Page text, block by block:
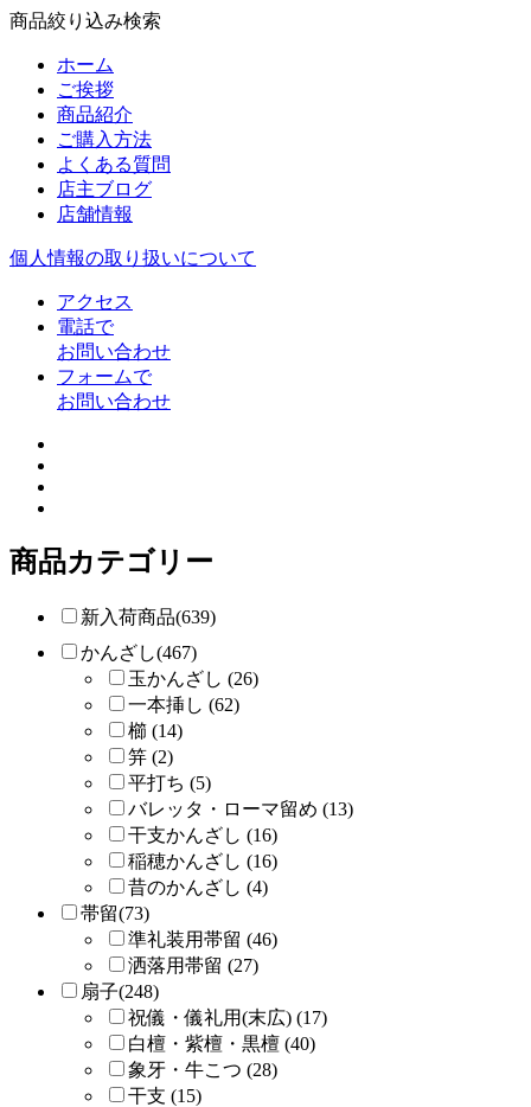
商品絞り込み検索
ホーム
ご挨拶
商品紹介
ご購入方法
よくある質問
店主ブログ
店舗情報
個人情報の取り扱いについて
アクセス
電話で
お問い合わせ
フォームで
お問い合わせ
商品カテゴリー
新入荷商品(639)
かんざし(467)
玉かんざし (26)
一本挿し (62)
櫛 (14)
笄 (2)
平打ち (5)
バレッタ・ローマ留め (13)
干支かんざし (16)
稲穂かんざし (16)
昔のかんざし (4)
帯留(73)
準礼装用帯留 (46)
洒落用帯留 (27)
扇子(248)
祝儀・儀礼用(末広) (17)
白檀・紫檀・黒檀 (40)
象牙・牛こつ (28)
干支 (15)